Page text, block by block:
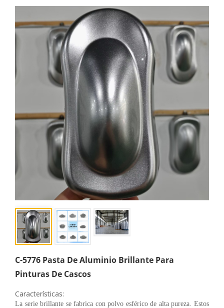
C-5776 Pasta De Aluminio Brillante Para
Pinturas De Cascos
Características:
La serie brillante se fabrica con polvo esférico de alta pureza. Estos